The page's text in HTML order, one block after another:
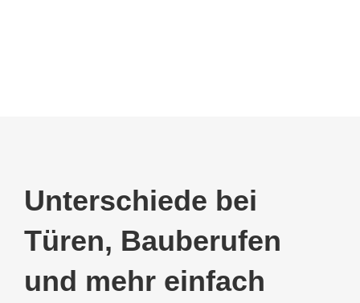
Unterschiede bei
Türen, Bauberufen
und mehr einfach